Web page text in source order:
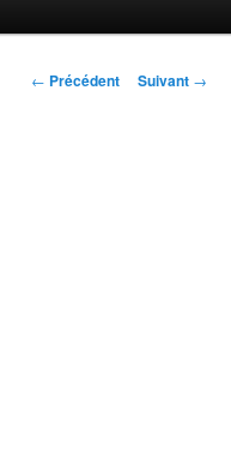
Navigation des
← Précédent Suivant →